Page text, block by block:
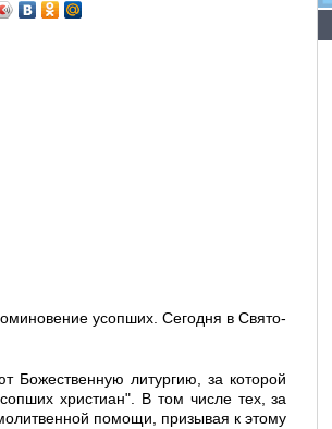
усопших. Сегодня в Свято-
Божественную литургию, за которой
христиан". В том числе тех, за
помощи, призывая к этому